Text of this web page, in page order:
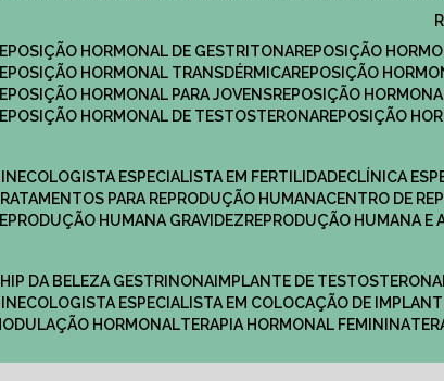
REPOSIÇÃO HORMONAL DE GESTRITONA
REPOSIÇÃO
REPOSIÇÃO HORMONAL TRANSDÉRMICA
REPOSIÇÃO
REPOSIÇÃO HORMONAL PARA JOVENS
REPOSIÇÃO
REPOSIÇÃO HORMONAL DE TESTOSTERONA
REPOSIÇÃO
GINECOLOGISTA ESPECIALISTA EM FERTILIDADE
CLÍNICA
TRATAMENTOS PARA REPRODUÇÃO HUMANA
CENTRO DE
REPRODUÇÃO HUMANA GRAVIDEZ
REPRODUÇÃO HUMANA E
CHIP DA BELEZA GESTRINONA IMPLANTE DE TESTOSTERONA
GINECOLOGISTA ESPECIALISTA EM COLOCAÇÃO DE
MODULAÇÃO HORMONAL
TERAPIA HORMONAL FEMININA